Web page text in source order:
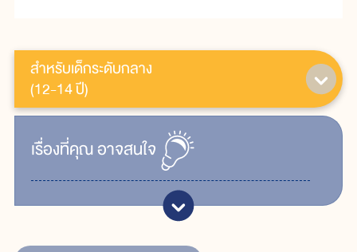
สำหรับเด็กระดับกลาง
(12-14 ปี)
เรื่ิองที่คุณอาจสนใจ